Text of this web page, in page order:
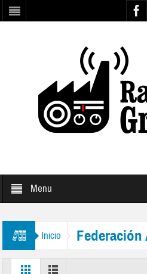
Menu
Inicio
Instituciones de Ciegos